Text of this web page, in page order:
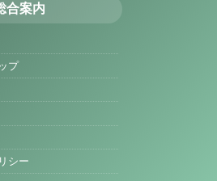
合案内
プ
シー